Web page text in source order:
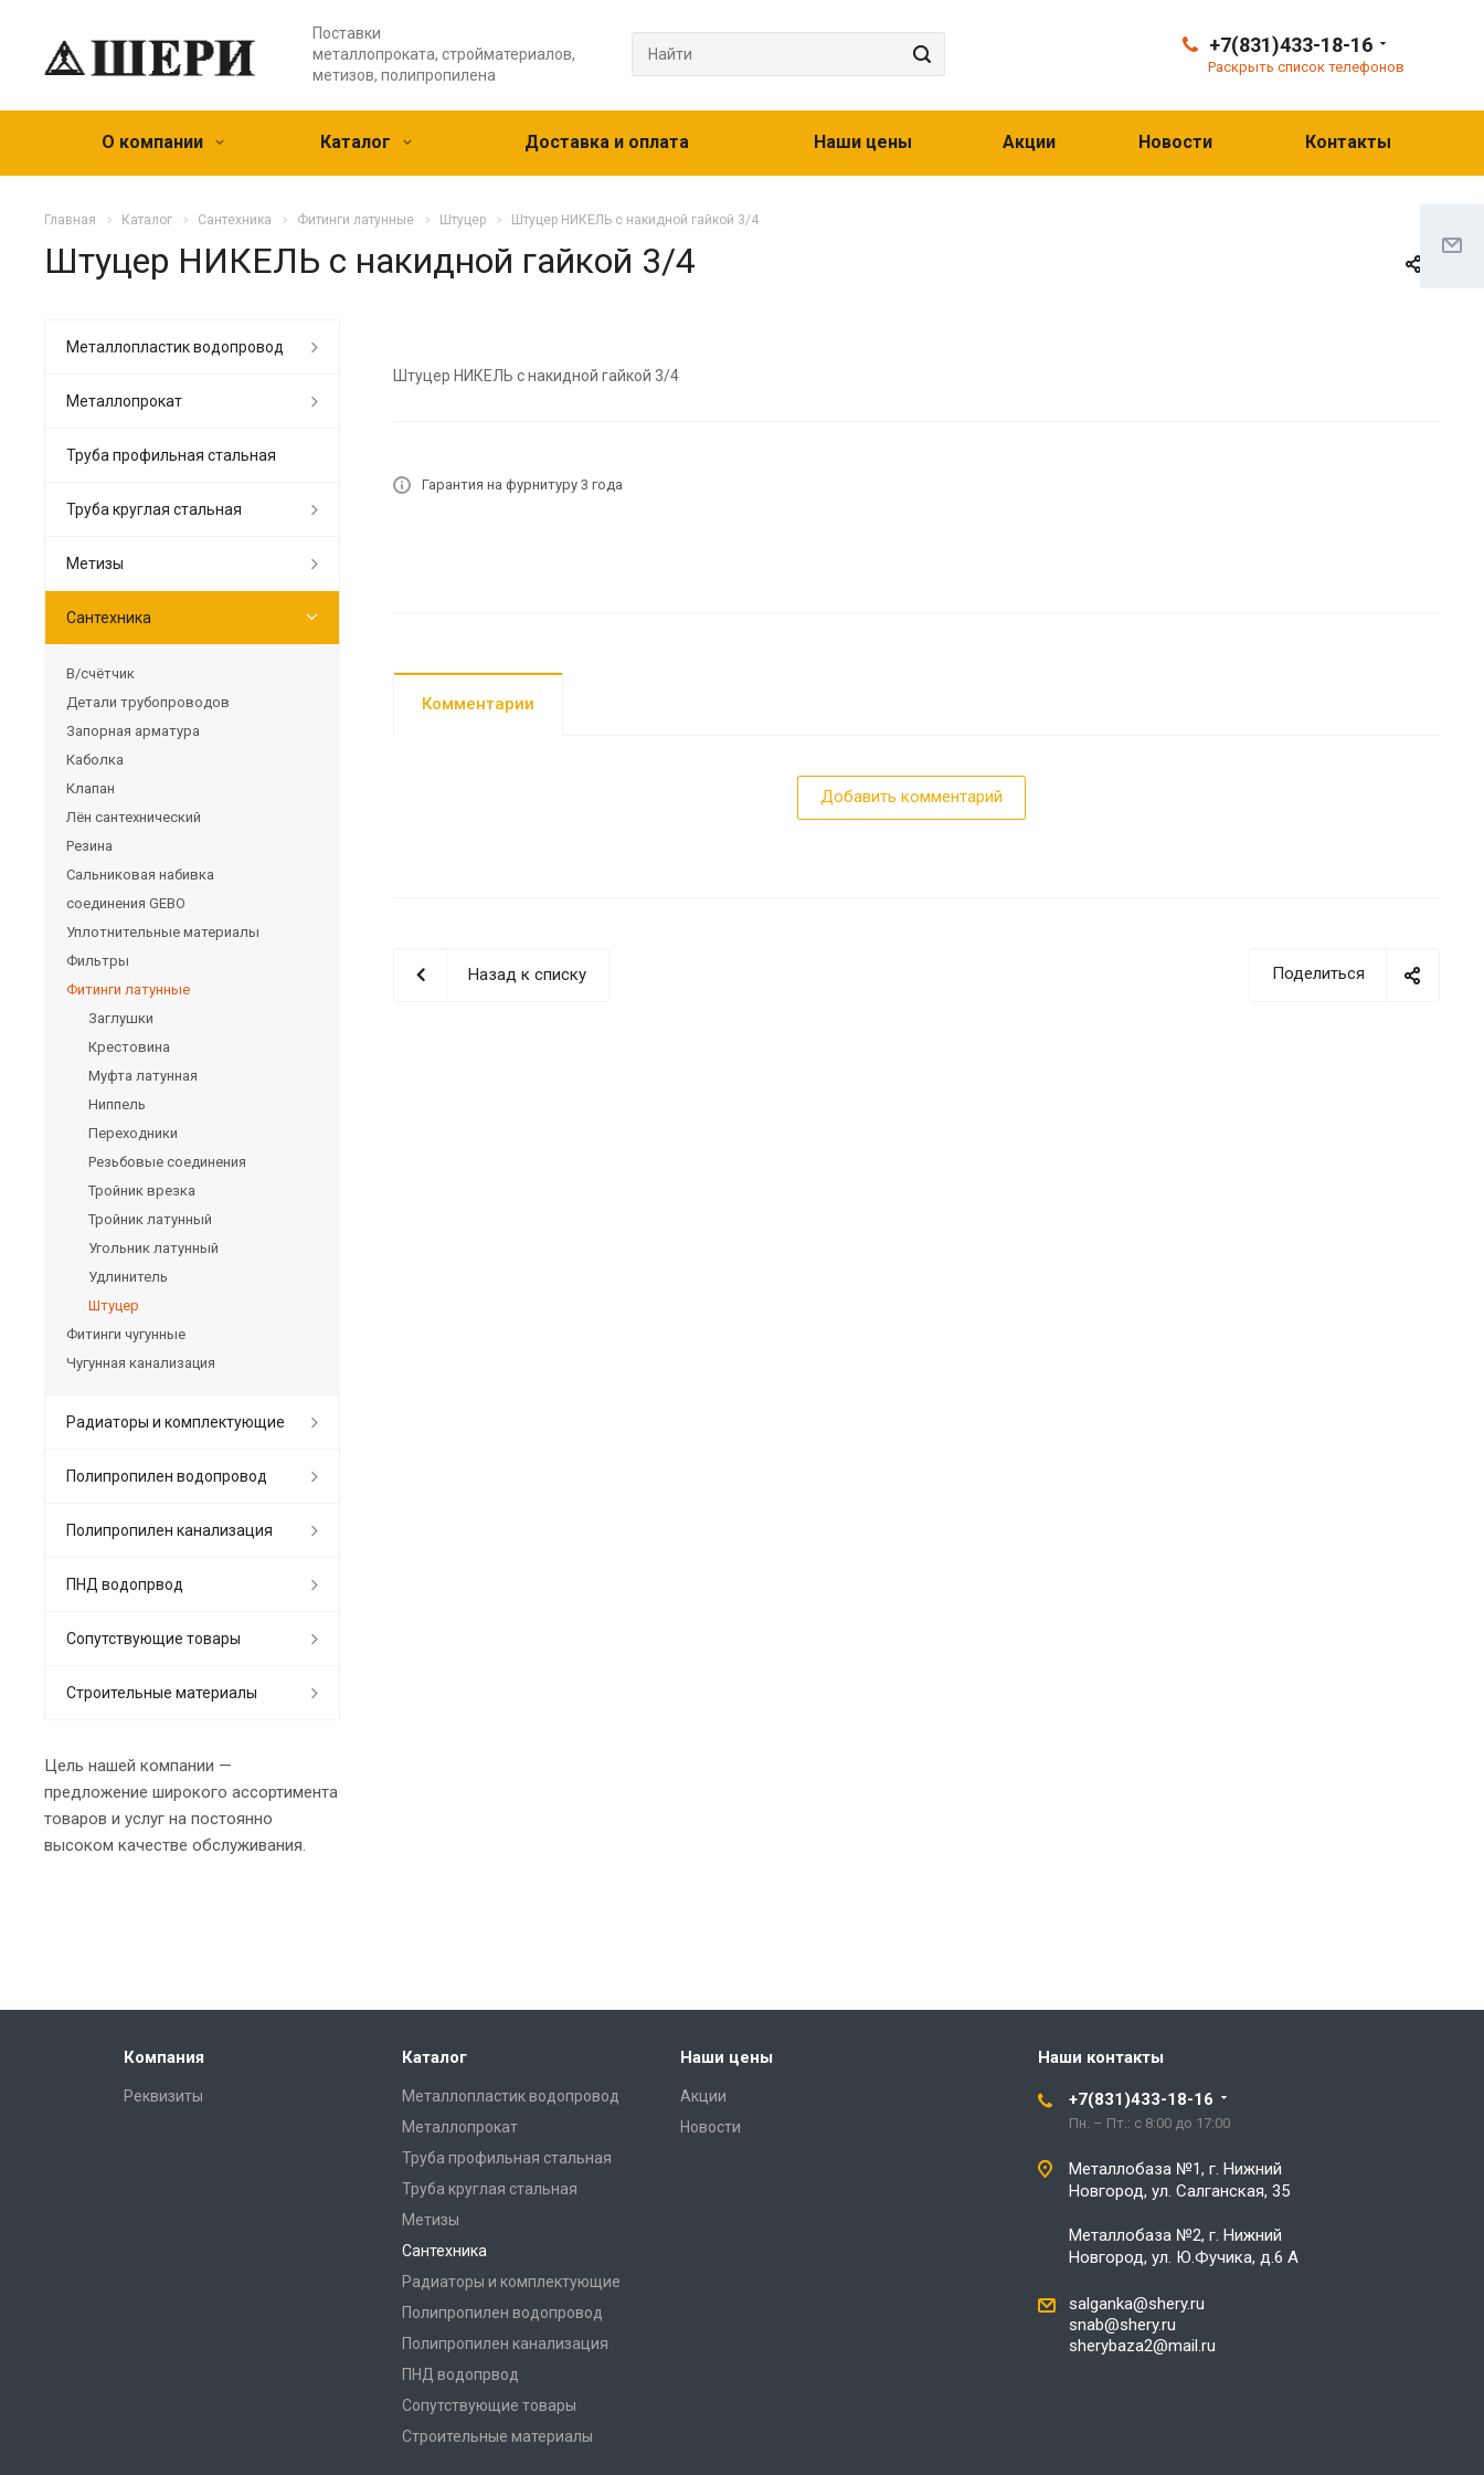
Поставки
металлопроката, стройматериалов,
метизов, полипропилена
+7(831)433-18-16
Раскрыть список телефонов
О компании Каталог Доставка и оплата Наши цены Акции Новости Контакты
Главная Каталог Сантехника Фитинги латунные Штуцер Штуцер НИКЕЛЬ с накидной гайкой 3/4
Штуцер НИКЕЛЬ с накидной гайкой 3/4
Штуцер НИКЕЛЬ с накидной гайкой 3/4
Гарантия на фурнитуру 3 года
Комментарии
Добавить комментарий
Поделиться
Назад к списку
Металлопластик водопровод
Металлопрокат
Труба профильная стальная
Труба круглая стальная
Метизы
Сантехника
В/счётчик
Детали трубопроводов
Запорная арматура
Каболка
Клапан
Лён сантехнический
Резина
Сальниковая набивка
соединения GEBO
Уплотнительные материалы
Фильтры
Фитинги латунные
Заглушки
Крестовина
Муфта латунная
Ниппель
Переходники
Резьбовые соединения
Тройник врезка
Тройник латунный
Угольник латунный
Удлинитель
Штуцер
Фитинги чугунные
Чугунная канализация
Радиаторы и комплектующие
Полипропилен водопровод
Полипропилен канализация
ПНД водопрвод
Сопутствующие товары
Строительные материалы
Цель нашей компании —
предложение широкого ассортимента
товаров и услуг на постоянно
высоком качестве обслуживания.
Компания
Реквизиты
Каталог
Металлопластик водопровод
Металлопрокат
Труба профильная стальная
Труба круглая стальная
Метизы
Сантехника
Радиаторы и комплектующие
Полипропилен водопровод
Полипропилен канализация
ПНД водопрвод
Сопутствующие товары
Строительные материалы
Наши цены
Акции
Новости
Наши контакты
+7(831)433-18-16
Пн. – Пт.: с 8:00 до 17:00
Металлобаза №1, г. Нижний
Новгород, ул. Салганская, 35
Металлобаза №2, г. Нижний
Новгород, ул. Ю.Фучика, д.6 А
salganka@shery.ru
snab@shery.ru
sherybaza2@mail.ru